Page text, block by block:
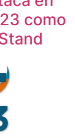
como